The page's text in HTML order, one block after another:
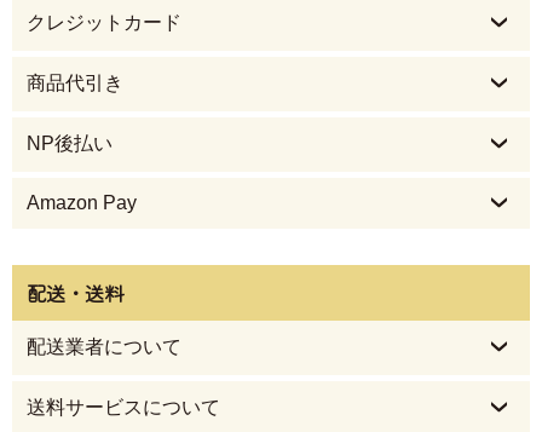
クレジットカード
商品代引き
NP後払い
Amazon Pay
配送・送料
配送業者について
送料サービスについて